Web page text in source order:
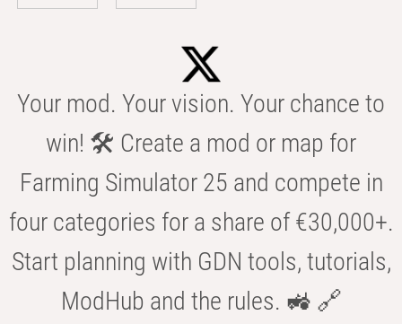
Your mod. Your vision. Your chance to
win! 🛠️ Create a mod or map for
Farming Simulator 25 and compete in
four categories for a share of €30,000+.
Start planning with GDN tools, tutorials,
ModHub and the rules. 🚜 🔗